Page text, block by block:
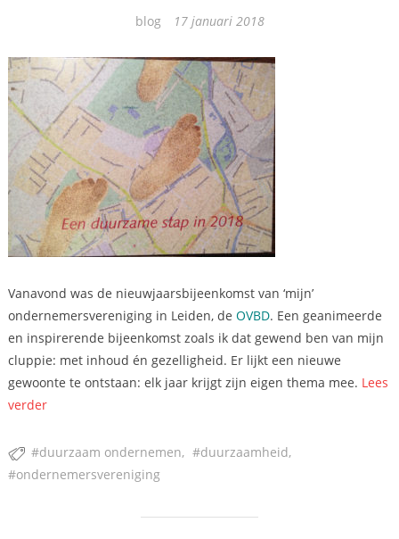
Categorieën
blog 17 januari 2018
Vanavond was de nieuwjaarsbijeenkomst van ‘mijn’
ondernemersvereniging in Leiden, de OVBD. Een geanimeerde
en inspirerende bijeenkomst zoals ik dat gewend ben van mijn
cluppie: met inhoud én gezelligheid. Er lijkt een nieuwe
gewoonte te ontstaan: elk jaar krijgt zijn eigen thema mee. Lees
verder“Inspiratie
de
ondernemersvereniging”
duurzaam ondernemen
duurzaamheid
ondernemersvereniging